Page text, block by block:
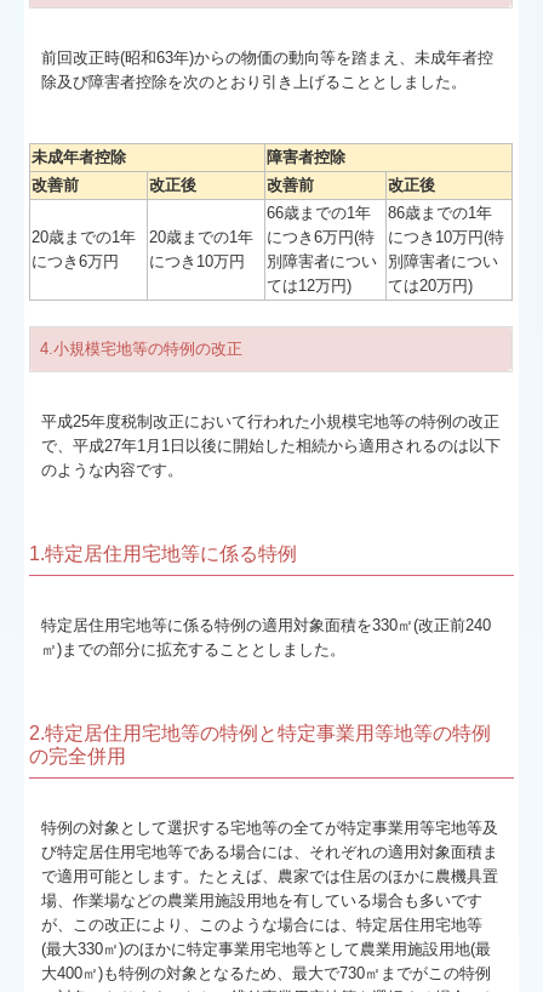
前回改正時(昭和63年)からの物価の動向等を踏まえ、未成年者控
除及び障害者控除を次のとおり引き上げることとしました。
未成年者控除
障害者控除
改善前
改正後 改善前 改正後
20歳までの1年
につき6万円
20歳までの1年
につき10万円
66歳までの1年
につき6万円(特
別障害者につい
ては12万円)
86歳までの1年
につき10万円(特
別障害者につい
ては20万円)
4.小規模宅地等の特例の改正
平成25年度税制改正において行われた小規模宅地等の特例の改正
で、平成27年1月1日以後に開始した相続から適用されるのは以下
のような内容です。
1.特定居住用宅地等に係る特例
特定居住用宅地等に係る特例の適用対象面積を330㎡(改正前240
㎡)までの部分に拡充することとしました。
2.特定居住用宅地等の特例と特定事業用等地等の特例
の完全併用
特例の対象として選択する宅地等の全てが特定事業用等宅地等及
び特定居住用宅地等である場合には、それぞれの適用対象面積ま
で適用可能とします。たとえば、農家では住居のほかに農機具置
場、作業場などの農業用施設用地を有している場合も多いです
が、この改正により、このような場合には、特定居住用宅地等
(最大330㎡)のほかに特定事業用宅地等として農業用施設用地(最
大400㎡)も特例の対象となるため、最大で730㎡までがこの特例